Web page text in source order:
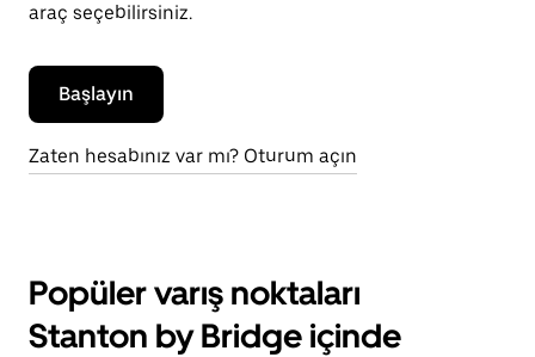
araç seçebilirsiniz.
Başlayın
Zaten hesabınız var mı? Oturum açın
Popüler varış noktaları
Stanton by Bridge içinde